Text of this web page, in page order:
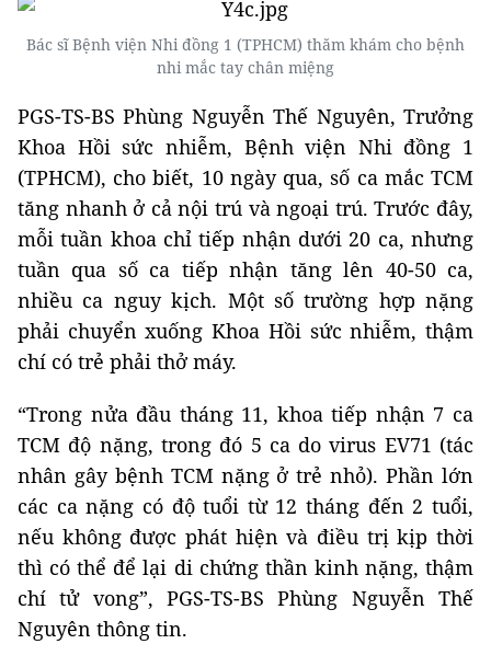
Bác sĩ Bệnh viện Nhi đồng 1 (TPHCM) thăm khám cho bệnh
nhi mắc tay chân miệng
PGS-TS-BS Phùng Nguyễn Thế Nguyên, Trưởng
Khoa Hồi sức nhiễm, Bệnh viện Nhi đồng 1
(TPHCM), cho biết, 10 ngày qua, số ca mắc TCM
tăng nhanh ở cả nội trú và ngoại trú. Trước đây,
mỗi tuần khoa chỉ tiếp nhận dưới 20 ca, nhưng
tuần qua số ca tiếp nhận tăng lên 40-50 ca,
nhiều ca nguy kịch. Một số trường hợp nặng
phải chuyển xuống Khoa Hồi sức nhiễm, thậm
chí có trẻ phải thở máy.
“Trong nửa đầu tháng 11, khoa tiếp nhận 7 ca
TCM độ nặng, trong đó 5 ca do virus EV71 (tác
nhân gây bệnh TCM nặng ở trẻ nhỏ). Phần lớn
các ca nặng có độ tuổi từ 12 tháng đến 2 tuổi,
nếu không được phát hiện và điều trị kịp thời
thì có thể để lại di chứng thần kinh nặng, thậm
chí tử vong”, PGS-TS-BS Phùng Nguyễn Thế
Nguyên thông tin.